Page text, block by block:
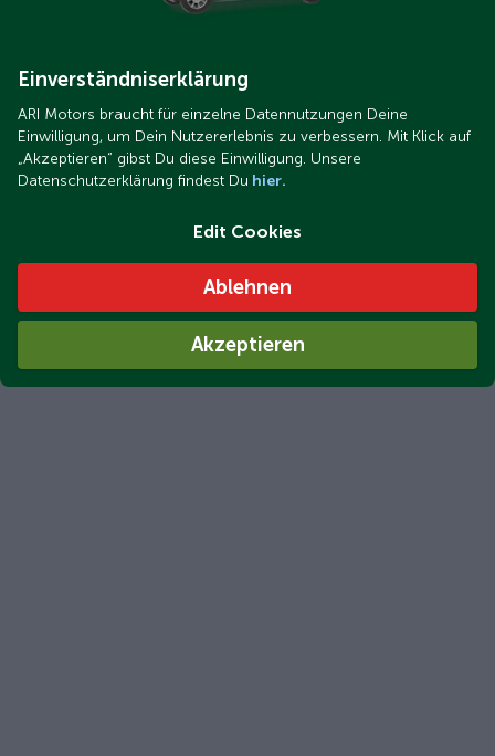
Einverständniserklärung
ARI Motors braucht für einzelne Datennutzungen Deine
Einwilligung, um Dein Nutzererlebnis zu verbessern. Mit Klick auf
„Akzeptieren“ gibst Du diese Einwilligung. Unsere
Datenschutzerklärung findest Du hier.
Edit Cookies
Ablehnen
Akzeptieren